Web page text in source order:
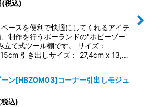
(税込)
ースを便利で快適にしてくれるアイテ
制作を行うポーランドの"ホビーゾー
立て式ツール棚です。 サイズ：
引き出しサイズ： 27,4cm x 13,…
ン[HBZOM03]コーナー引出しモジュ
込)